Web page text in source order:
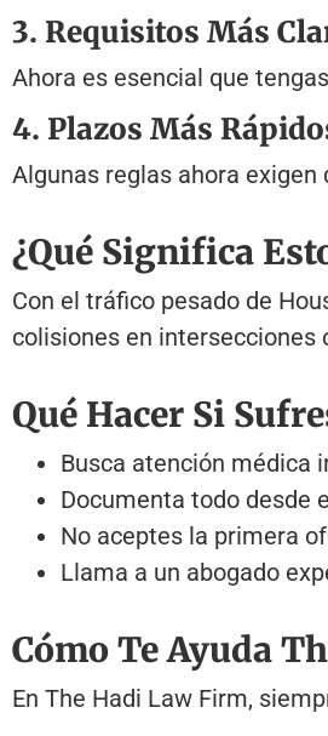
3. Requisitos Más
Ahora es esencial que
4. Plazos Más
Algunas reglas ahora
¿Qué Significa
Con el tráfico pesado de
colisiones en intersecciones
Qué Hacer Si
Busca atención médica
Documenta todo desde
No aceptes la primera
Llama a un abogado
Cómo Te Ayuda
En The Hadi Law Firm,